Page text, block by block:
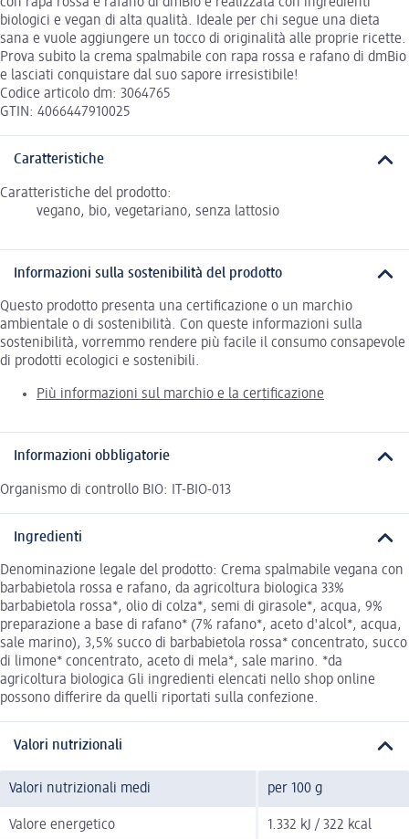
biologici e vegan di alta qualità. Ideale per chi segue una dieta
sana e vuole aggiungere un tocco di originalità alle proprie ricette.
Prova subito la crema spalmabile con rapa rossa e rafano di dmBio
e lasciati conquistare dal suo sapore irresistibile!
Codice articolo dm: 3064765
GTIN: 4066447910025
Caratteristiche
Caratteristiche del prodotto:
vegano, bio, vegetariano, senza lattosio
Informazioni sulla sostenibilità del prodotto
Questo prodotto presenta una certificazione o un marchio
ambientale o di sostenibilità. Con queste informazioni sulla
sostenibilità, vorremmo rendere più facile il consumo consapevole
di prodotti ecologici e sostenibili.
Più informazioni sul marchio e la certificazione
Informazioni obbligatorie
Organismo di controllo BIO: IT-BIO-013
Ingredienti
Denominazione legale del prodotto: Crema spalmabile vegana con
barbabietola rossa e rafano, da agricoltura biologica 33%
barbabietola rossa*, olio di colza*, semi di girasole*, acqua, 9%
preparazione a base di rafano* (7% rafano*, aceto d'alcol*, acqua,
sale marino), 3,5% succo di barbabietola rossa* concentrato, succo
di limone* concentrato, aceto di mela*, sale marino. *da
agricoltura biologica Gli ingredienti elencati nello shop online
possono differire da quelli riportati sulla confezione.
Valori nutrizionali
Valori nutrizionali medi per 100 g
Valore energetico 1.332 kJ / 322 kcal